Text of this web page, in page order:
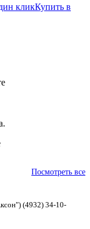
кликКупить в
Посмотреть все
(4932) 34-10-